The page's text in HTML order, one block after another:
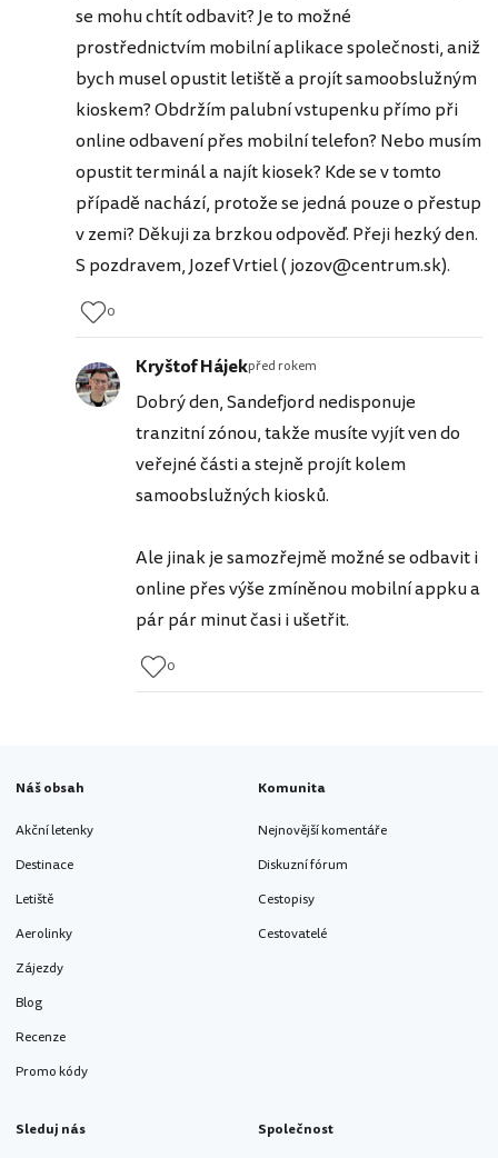
se mohu chtít odbavit? Je to možné
prostřednictvím mobilní aplikace společnosti, aniž
bych musel opustit letiště a projít samoobslužným
kioskem? Obdržím palubní vstupenku přímo při
online odbavení přes mobilní telefon? Nebo musím
opustit terminál a najít kiosek? Kde se v tomto
případě nachází, protože se jedná pouze o přestup
v zemi? Děkuji za brzkou odpověď. Přeji hezký den.
S pozdravem, Jozef Vrtiel ( jozov@centrum.sk).
0
Kryštof Hájekpřed rokem
Dobrý den, Sandefjord nedisponuje
tranzitní zónou, takže musíte vyjít ven do
veřejné části a stejně projít kolem
samoobslužných kiosků.
Ale jinak je samozřejmě možné se odbavit i
online přes výše zmíněnou mobilní appku a
pár pár minut časi i ušetřit.
0
Náš obsah
Akční letenky
Destinace
Letiště
Aerolinky
Zájezdy
Blog
Recenze
Promo kódy
Komunita
Nejnovější komentáře
Diskuzní fórum
Cestopisy
Cestovatelé
Sleduj nás Společnost